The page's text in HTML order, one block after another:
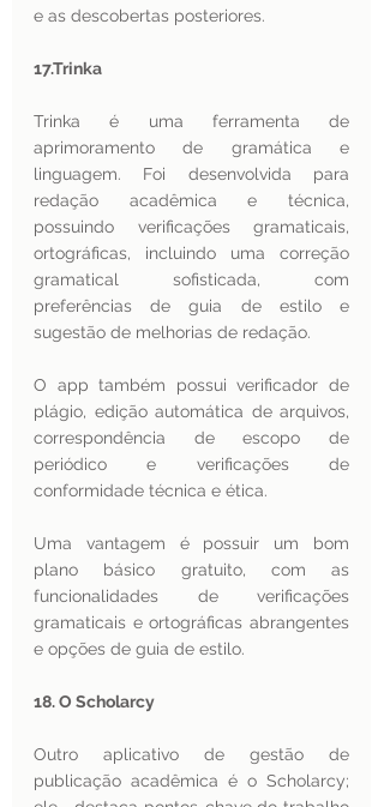
e as descobertas posteriores.
17.Trinka
Trinka é uma ferramenta de
aprimoramento de gramática e
linguagem. Foi desenvolvida para
redação acadêmica e técnica,
possuindo verificações gramaticais,
ortográficas, incluindo uma correção
gramatical sofisticada, com
preferências de guia de estilo e
sugestão de melhorias de redação.
O app também possui verificador de
plágio, edição automática de arquivos,
correspondência de escopo de
periódico e verificações de
conformidade técnica e ética.
Uma vantagem é possuir um bom
plano básico gratuito, com as
funcionalidades de verificações
gramaticais e ortográficas abrangentes
e opções de guia de estilo.
18. O Scholarcy
Outro aplicativo de gestão de
publicação acadêmica é o Scholarcy;